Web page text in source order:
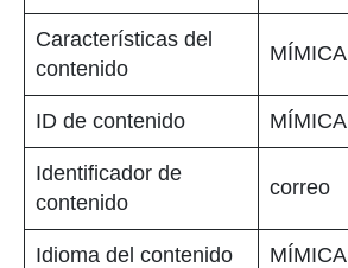
Características del
contenido
MÍMICA
ID de contenido MÍMICA
Identificador de
contenido
correo
Idioma del contenido MÍMICA